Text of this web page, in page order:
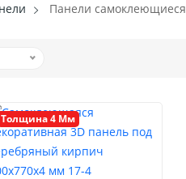
Панели самоклеющиеся
Толщина 4 Мм